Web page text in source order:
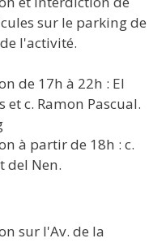
sur le parking de
l'activité.
de 17h à 22h : El
et c. Ramon Pascual.
à partir de 18h : c.
del Nen.
sur l'Av. de la